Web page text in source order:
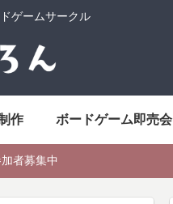
ゲームサークル
作 ボードゲーム即売会
者募集中